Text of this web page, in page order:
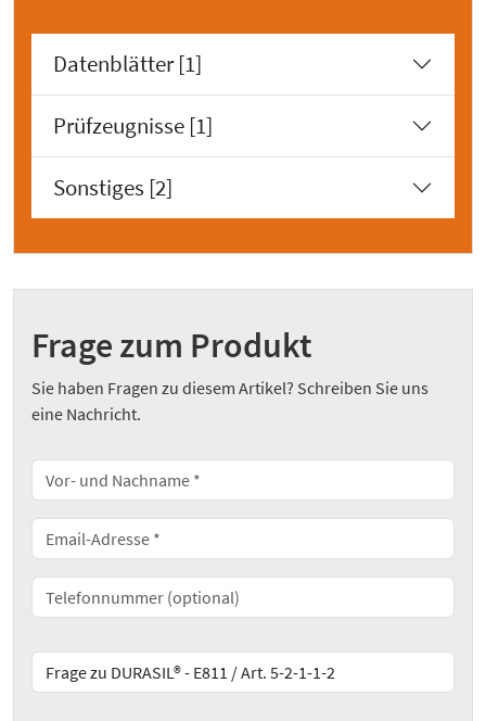
Datenblätter [1]
Prüfzeugnisse [1]
Sonstiges [2]
Frage zum Produkt
Sie haben Fragen zu diesem Artikel? Schreiben Sie uns
eine Nachricht.